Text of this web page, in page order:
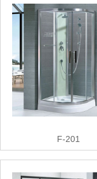
F-201